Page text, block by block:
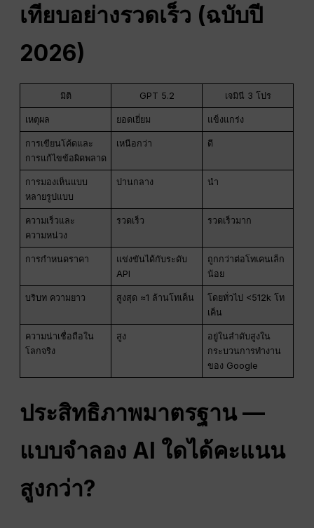
เทียบอย่างรวดเร็ว (ฉบับปี
2026)
มิติ GPT 5.2 เจมินี 3 โปร
เหตุผล ยอดเยี่ยม แข็งแกร่ง
การเขียนโค้ดและ
การแก้ไขข้อผิดพลาด
เหนือกว่า ดี
การมองเห็นแบบ
หลายรูปแบบ
ปานกลาง นำ
ความเร็วและ
ความหน่วง
รวดเร็ว รวดเร็วมาก
การกำหนดราคา
แข่งขันได้กับระดับ
API
ถูกกว่าต่อโทเคนเล็ก
น้อย
บริบท ความยาว สูงสุด ≈1 ล้านโทเค็น
โดยทั่วไป <512k โท
เค็น
ความน่าเชื่อถือใน
โลกจริง
สูง
อยู่ในลำดับสูงใน
กระบวนการทำงาน
ของ Google
ประสิทธิภาพมาตรฐาน —
แบบจำลอง AI ใดได้คะแนน
สูงกว่า?